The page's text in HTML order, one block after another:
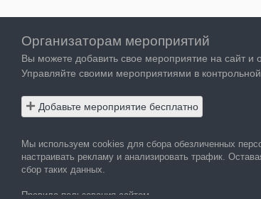
Организаторам мероприятий
Вы можете добавить свое мероприятие на сайт
Управляйте своими мероприятиями в
Добавьте мероприятие бесплатно
Мы используем cookies для сбора обезличенных
настраивать рекламу и анализировать трафик.
сбор таких данных.
Правила пользования сайтом